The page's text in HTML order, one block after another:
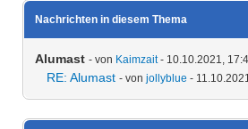
Nachrichten in diesem Thema
Alumast - von Kaimzait- 10.10.2021,
RE: Alumast - von jollyblue -